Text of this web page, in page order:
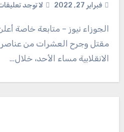
فبراير 27, 2022 لا توجد
الجوزاء نيوز – متابعة خاصة أعلن الجيش الوطني بتعز
مقتل وجرح العشرات من عناصر
الانقلابية مساء الأحد، خلال…